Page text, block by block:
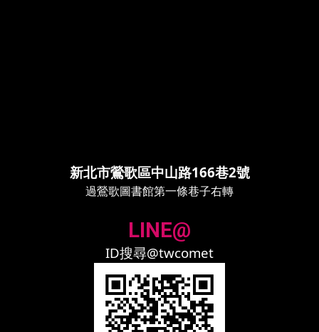
新北市鶯歌區中山路166巷2號
過鶯歌圖書館第一條巷子右轉
LINE@
ID搜尋@twcomet